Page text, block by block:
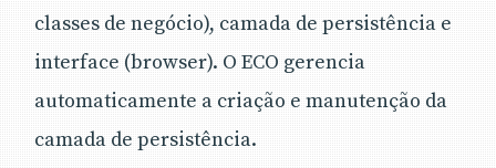
classes de negócio), camada de persistência e
interface (browser). O ECO gerencia
automaticamente a criação e manutenção da
camada de persistência.